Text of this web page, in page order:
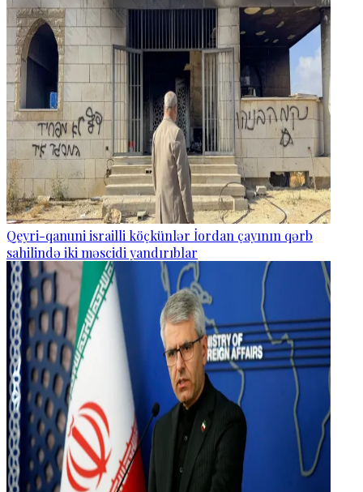
Qeyri-qanuni israilli köçkünlər İordan çayının qərb
sahilində iki məscidi yandırıblar